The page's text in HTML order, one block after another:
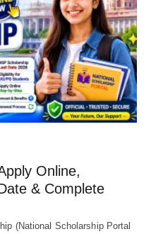
Online,
& Complete
(National Scholarship Portal